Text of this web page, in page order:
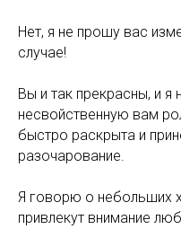
Нет, я не прошу вас
случае!
Вы и так прекрасны, и я
несвойственную вам
быстро раскрыта и
разочарование.
Я говорю о небольших
привлекут внимание